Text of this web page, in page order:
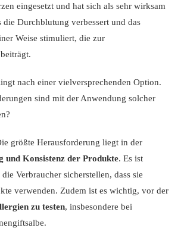
eingesetzt und hat sich als sehr wirksam
die Durchblutung verbessert und das
Weise stimuliert, die zur
nach einer vielversprechenden Option.
sind mit der Anwendung solcher
größte Herausforderung liegt in der
und Konsistenz der Produkte. Es ist
Verbraucher sicherstellen, dass sie
verwenden. Zudem ist es wichtig, vor der
zu testen, insbesondere bei